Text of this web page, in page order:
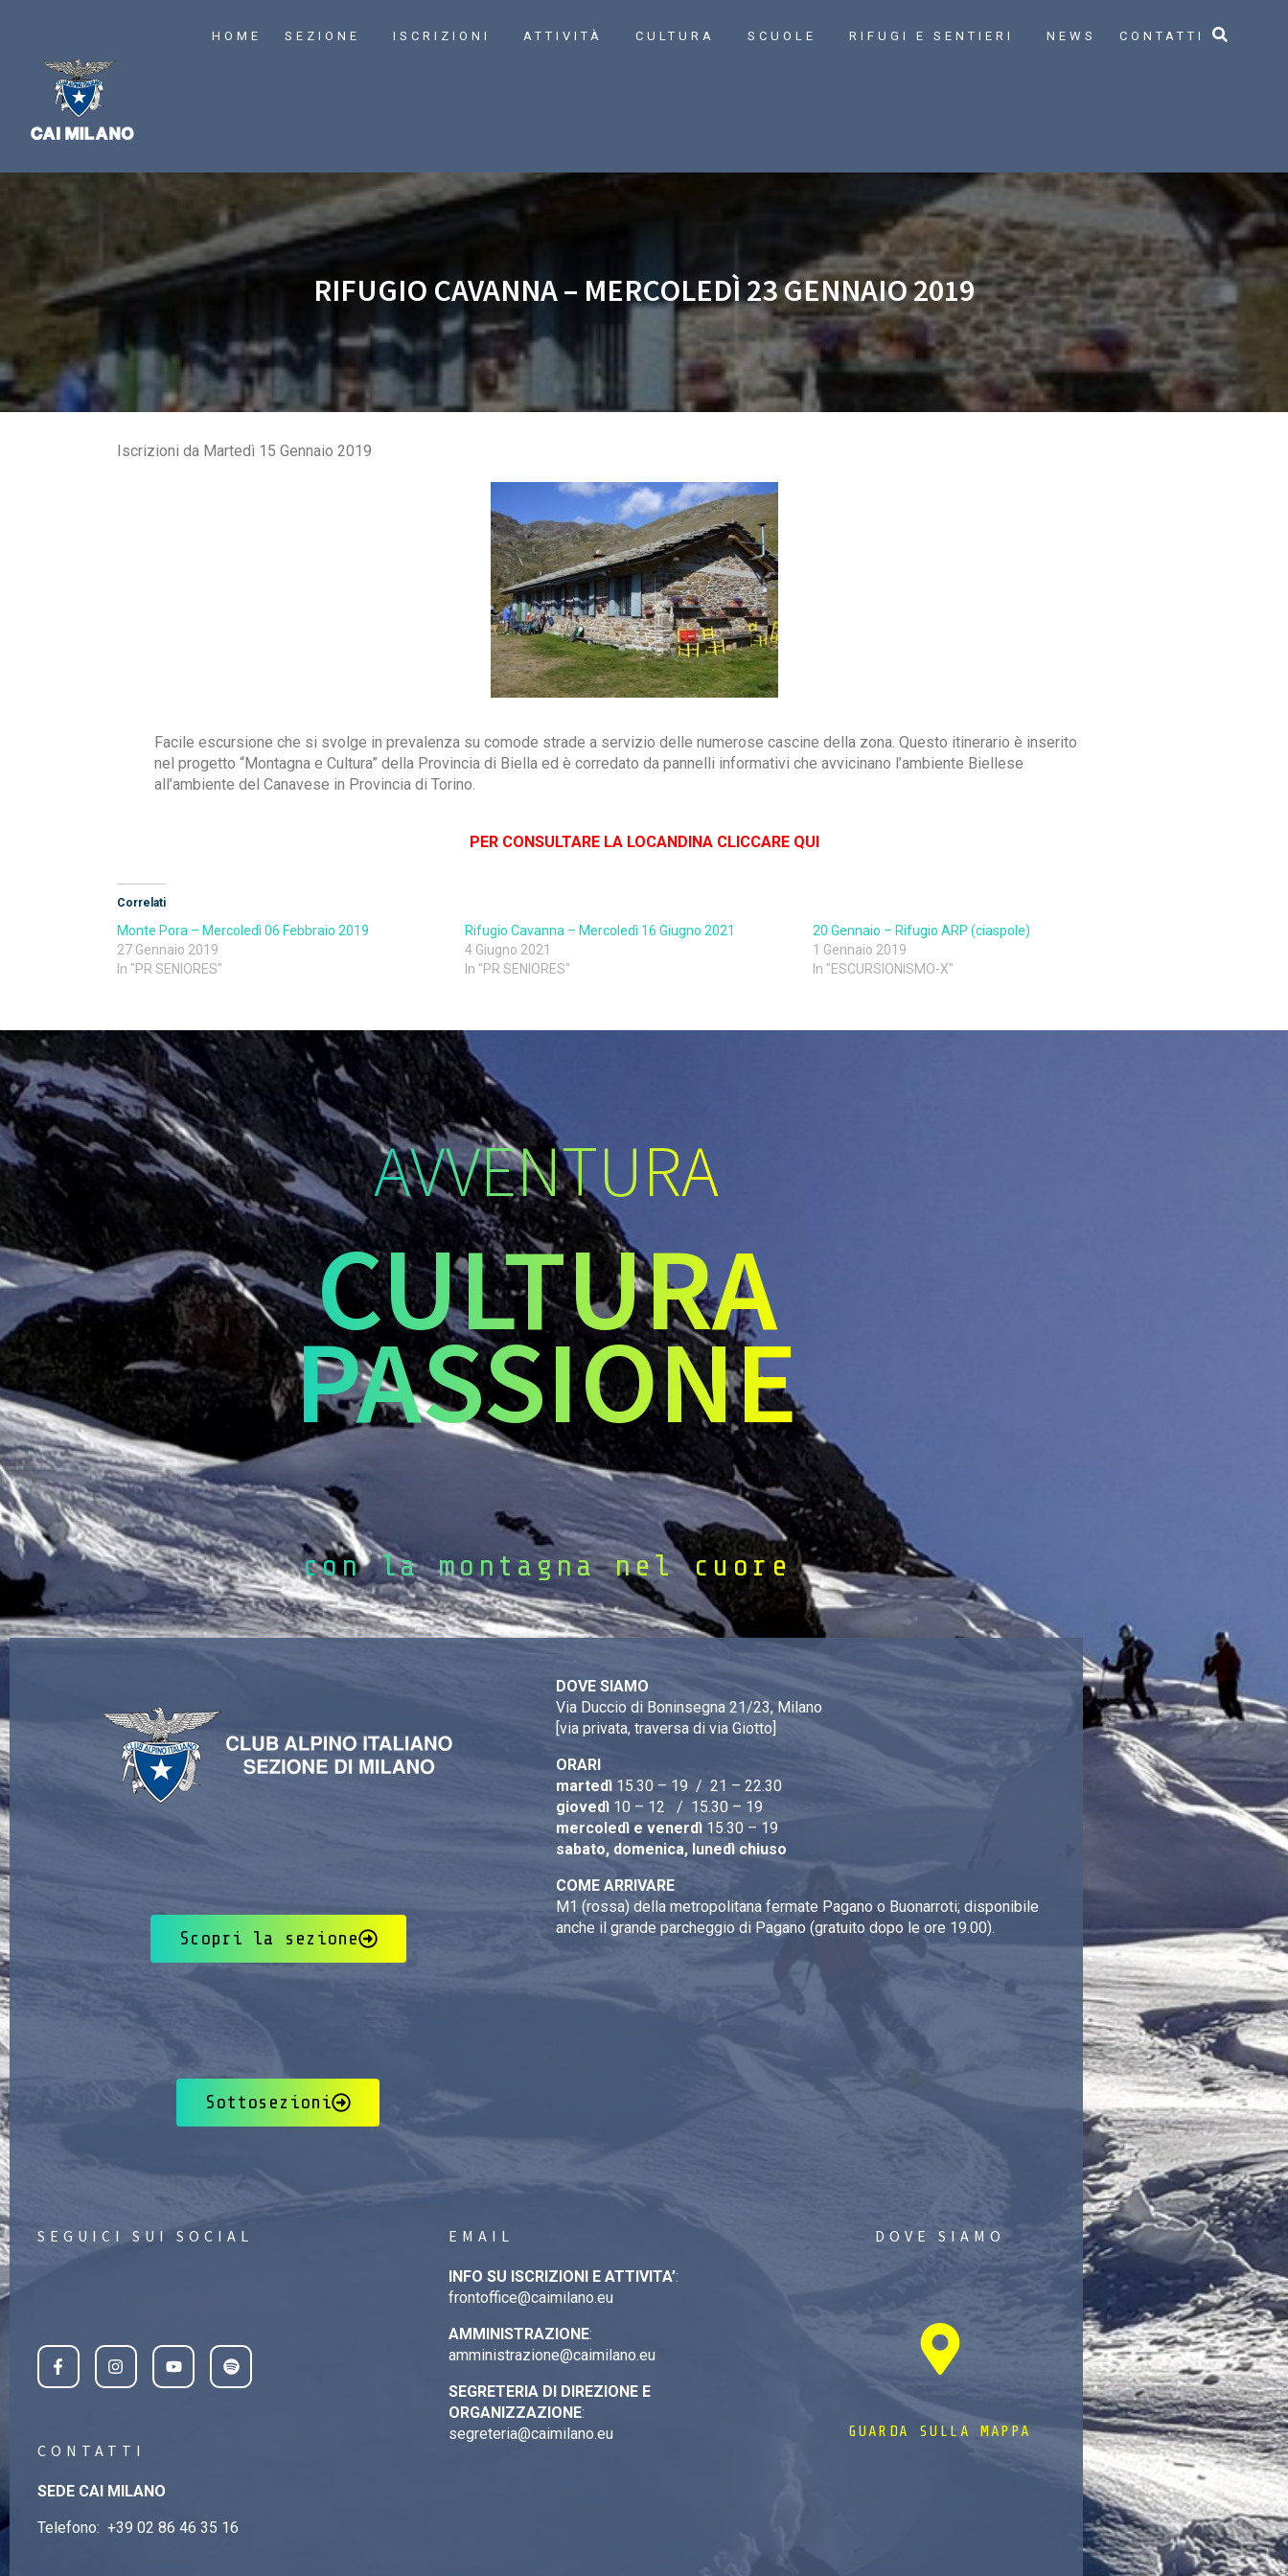
HOME SEZIONE ISCRIZIONI ATTIVITÀ CULTURA SCUOLE RIFUGI E SENTIERI NEWS CONTATTI
RIFUGIO CAVANNA – MERCOLEDÌ 23 GENNAIO 2019
Iscrizioni da Martedì 15 Gennaio 2019
Facile escursione che si svolge in prevalenza su comode strade a servizio delle numerose cascine della zona. Questo itinerario è inserito
nel progetto “Montagna e Cultura” della Provincia di Biella ed è corredato da pannelli informativi che avvicinano l’ambiente Biellese
all’ambiente del Canavese in Provincia di Torino.
PER CONSULTARE LA LOCANDINA CLICCARE QUI
Correlati
Monte Pora – Mercoledì 06 Febbraio 2019
27 Gennaio 2019
In "PR SENIORES"
Rifugio Cavanna – Mercoledì 16 Giugno 2021
4 Giugno 2021
In "PR SENIORES"
20 Gennaio – Rifugio ARP (ciaspole)
1 Gennaio 2019
In "ESCURSIONISMO-X"
AVVENTURA
CULTURA
PASSIONE
con la montagna nel cuore
Scopri la sezione
Sottosezioni
DOVE SIAMO
Via Duccio di Boninsegna 21/23, Milano
[via privata, traversa di via Giotto]
ORARI
martedì 15.30 – 19 / 21 – 22.30
giovedì 10 – 12 / 15.30 – 19
mercoledì e venerdì 15.30 – 19
sabato, domenica, lunedì chiuso
COME ARRIVARE
M1 (rossa) della metropolitana fermate Pagano o Buonarroti; disponibile
anche il grande parcheggio di Pagano (gratuito dopo le ore 19.00).
SEGUICI SUI SOCIAL
CONTATTI
SEDE CAI MILANO
Telefono: +39 02 86 46 35 16
EMAIL
INFO SU ISCRIZIONI E ATTIVITA’:
frontoffice@caimilano.eu
AMMINISTRAZIONE:
amministrazione@caimilano.eu
SEGRETERIA DI DIREZIONE E
ORGANIZZAZIONE:
segreteria@caimilano.eu
DOVE SIAMO
GUARDA SULLA MAPPA